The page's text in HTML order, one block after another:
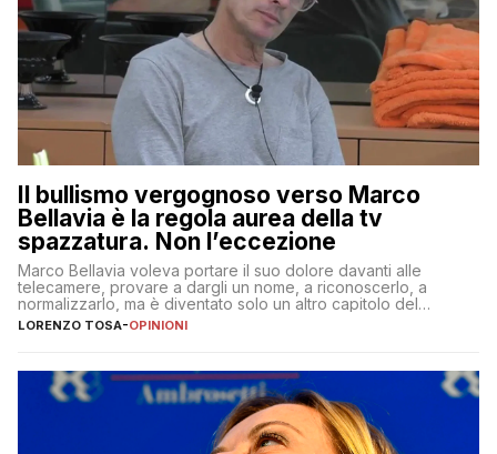
Il bullismo vergognoso verso Marco
Bellavia è la regola aurea della tv
spazzatura. Non l’eccezione
Marco Bellavia voleva portare il suo dolore davanti alle
telecamere, provare a dargli un nome, a riconoscerlo, a
normalizzarlo, ma è diventato solo un altro capitolo del
copione
LORENZO TOSA-OPINIONI